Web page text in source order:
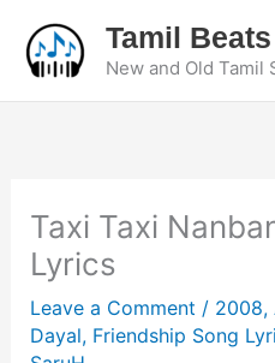
content
Tamil
New and Old Tamil
Taxi Taxi
Lyrics
Leave a Comment / 2008,
Dayal, Friendship Song